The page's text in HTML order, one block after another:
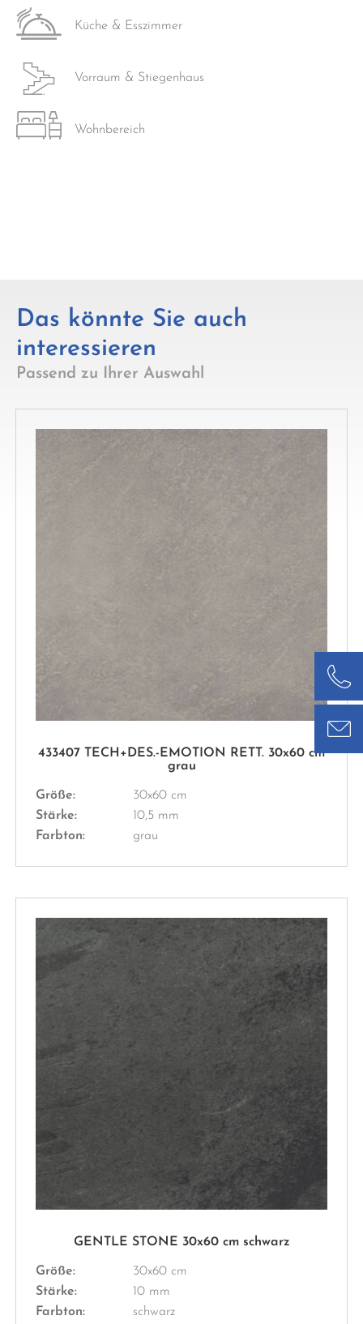
Küche & Esszimmer
Vorraum & Stiegenhaus
Wohnbereich
Das könnte Sie auch
interessieren
433407 TECH+DES.-EMOTION RETT. 30x60 cm
grau
Größe:
30x60 cm
Stärke:
10,5 mm
Farbton:
grau
GENTLE STONE 30x60 cm schwarz
Größe:
30x60 cm
Stärke:
10 mm
Farbton:
schwarz